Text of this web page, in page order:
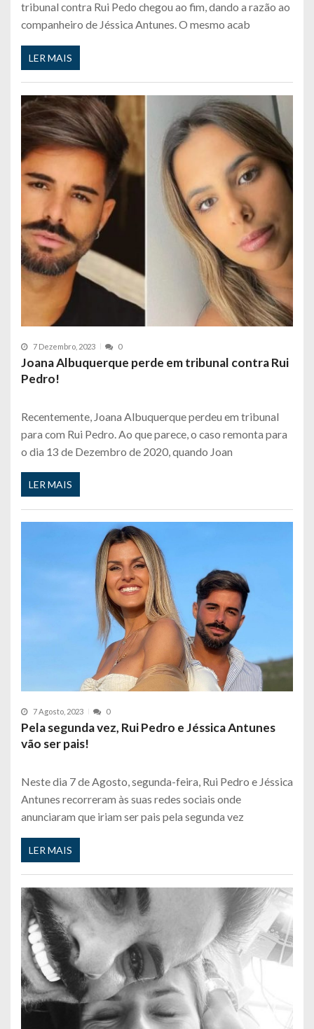
tribunal contra Rui Pedo chegou ao fim, dando a razão ao
companheiro de Jéssica Antunes. O mesmo acab
LER MAIS
7 Dezembro, 2023 0
Joana Albuquerque perde em tribunal contra Rui
Pedro!
Recentemente, Joana Albuquerque perdeu em tribunal
para com Rui Pedro. Ao que parece, o caso remonta para
o dia 13 de Dezembro de 2020, quando Joan
LER MAIS
7 Agosto, 2023 0
Pela segunda vez, Rui Pedro e Jéssica Antunes
vão ser pais!
Neste dia 7 de Agosto, segunda-feira, Rui Pedro e Jéssica
Antunes recorreram às suas redes sociais onde
anunciaram que iriam ser pais pela segunda vez
LER MAIS